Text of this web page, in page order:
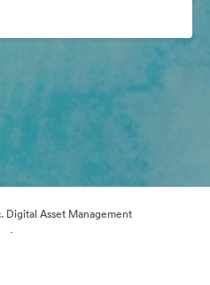
Digital Asset Management
·